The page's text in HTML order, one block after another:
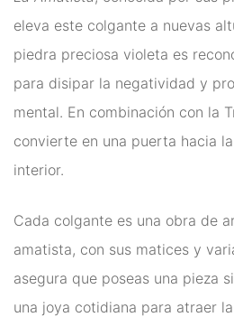
eleva este colgante a nuevas
piedra preciosa violeta es
para disipar la negatividad y
mental. En combinación con la
convierte en una puerta hacia
interior.
Cada colgante es una obra de
amatista, con sus matices y
asegura que poseas una pieza
una joya cotidiana para atraer